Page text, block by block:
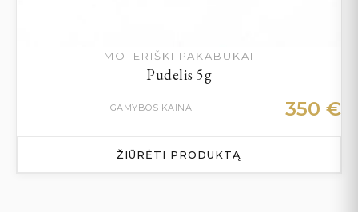
MOTERIŠKI PAKABUKAI
Pudelis 5g
GAMYBOS KAINA 350 €
ŽIŪRĖTI PRODUKTĄ